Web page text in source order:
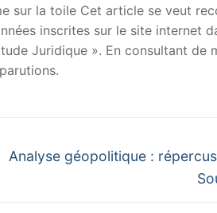
sur la toile Cet article se veut
inscrites sur le site internet
Juridique ». En consultant de
Next
Analyse géopolitique :